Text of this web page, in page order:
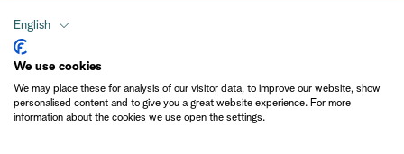
Kontakt
kontakt@gastriklandsbesoksnaring.se
English
We use cookies
We may place these for analysis of our visitor data, to improve our website, show
personalised content and to give you a great website experience. For more
information about the cookies we use open the settings.